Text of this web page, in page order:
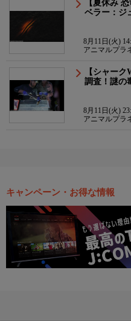
【夏休み
ベラー：ジ
8月11日(火)
アニマルプラ
【シャー
調査！謎の
8月11日(火)
アニマルプラ
キャンペーン・お得な情報